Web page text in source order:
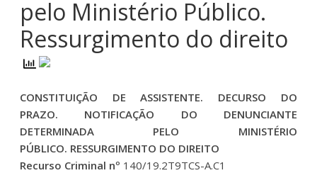
pelo Ministério Público.
Ressurgimento do direito
CONSTITUIÇÃO DE ASSISTENTE. DECURSO DO
PRAZO. NOTIFICAÇÃO DO DENUNCIANTE
DETERMINADA PELO MINISTÉRIO
PÚBLICO. RESSURGIMENTO DO DIREITO
Recurso Criminal nº 140/19.2T9TCS-A.C1